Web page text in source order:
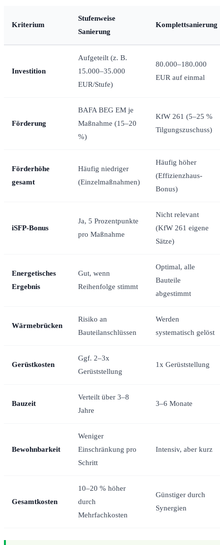
Kriterium
Stufenweise
Sanierung
Komplettsanierung
Investition
Aufgeteilt (z. B.
15.000–35.000
EUR/Stufe)
80.000–180.000
EUR auf einmal
Förderung
BAFA BEG EM je
Maßnahme (15–20
%)
KfW 261 (5–25 %
Tilgungszuschuss)
Förderhöhe
gesamt
Häufig niedriger
(Einzelmaßnahmen)
Häufig höher
(Effizienzhaus-
Bonus)
iSFP-Bonus
Ja, 5 Prozentpunkte
pro Maßnahme
Nicht relevant
(KfW 261 eigene
Sätze)
Energetisches
Ergebnis
Gut, wenn
Reihenfolge stimmt
Optimal, alle
Bauteile
abgestimmt
Wärmebrücken
Risiko an
Bauteilanschlüssen
Werden
systematisch gelöst
Gerüstkosten
Ggf. 2–3x
Gerüststellung
1x Gerüststellung
Bauzeit
Verteilt über 3–8
Jahre
3–6 Monate
Bewohnbarkeit
Weniger
Einschränkung pro
Schritt
Intensiv, aber kurz
Gesamtkosten
10–20 % höher
durch
Mehrfachkosten
Günstiger durch
Synergien